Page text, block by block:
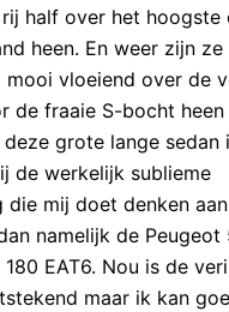
half over het hoogste
heen. En weer zijn
mooi vloeiend over de
de fraaie S-bocht
grote lange sedan
de werkelijk sublieme
mij doet denken
namelijk de Peugeot
180 EAT6. Nou is de
maar ik kan